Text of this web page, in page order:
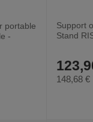
portable
-
Support
Stand
148,68 €